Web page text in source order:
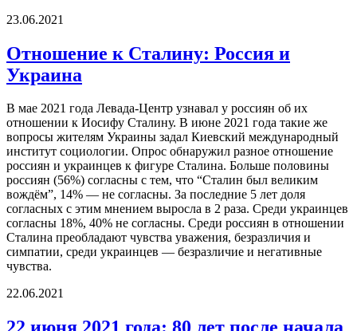
23.06.2021
Отношение к Сталину: Россия и
Украина
В мае 2021 года Левада-Центр узнавал у россиян об их
отношении к Иосифу Сталину. В июне 2021 года такие же
вопросы жителям Украины задал Киевский международный
институт социологии. Опрос обнаружил разное отношение
россиян и украинцев к фигуре Сталина. Больше половины
россиян (56%) согласны с тем, что “Сталин был великим
вождём”, 14% — не согласны. За последние 5 лет доля
согласных с этим мнением выросла в 2 раза. Среди украинцев
согласны 18%, 40% не согласны. Среди россиян в отношении
Сталина преобладают чувства уважения, безразличия и
симпатии, среди украинцев — безразличие и негативные
чувства.
22.06.2021